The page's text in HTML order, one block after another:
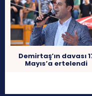
Demirtaş’ın davası
Mayıs’a ertelendi